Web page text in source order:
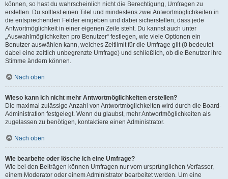
können, so hast du wahrscheinlich nicht die Berechtigung, Umfragen zu
erstellen. Du solltest einen Titel und mindestens zwei Antwortmöglichkeiten in
die entsprechenden Felder eingeben und dabei sicherstellen, dass jede
Antwortmöglichkeit in einer eigenen Zeile steht. Du kannst auch unter
„Auswahlmöglichkeiten pro Benutzer“ festlegen, wie viele Optionen ein
Benutzer auswählen kann, welches Zeitlimit für die Umfrage gilt (0 bedeutet
dabei eine zeitlich unbegrenzte Umfrage) und schließlich, ob die Benutzer ihre
Stimme ändern können.
Nach oben
Wieso kann ich nicht mehr Antwortmöglichkeiten erstellen?
Die maximal zulässige Anzahl von Antwortmöglichkeiten wird durch die Board-
Administration festgelegt. Wenn du glaubst, mehr Antwortmöglichkeiten als
zugelassen zu benötigen, kontaktiere einen Administrator.
Nach oben
Wie bearbeite oder lösche ich eine Umfrage?
Wie bei den Beiträgen können Umfragen nur vom ursprünglichen Verfasser,
einem Moderator oder einem Administrator bearbeitet werden. Um eine